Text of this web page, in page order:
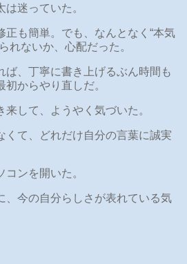
迷っていた。
も簡単。でも、なんとなく“本気
れないか、心配だった。
、丁寧に書き上げるぶん時間も
からやり直しだ。
して、ようやく気づいた。
くて、どれだけ自分の言葉に誠実
ンを開いた。
、今の自分らしさが表れている気